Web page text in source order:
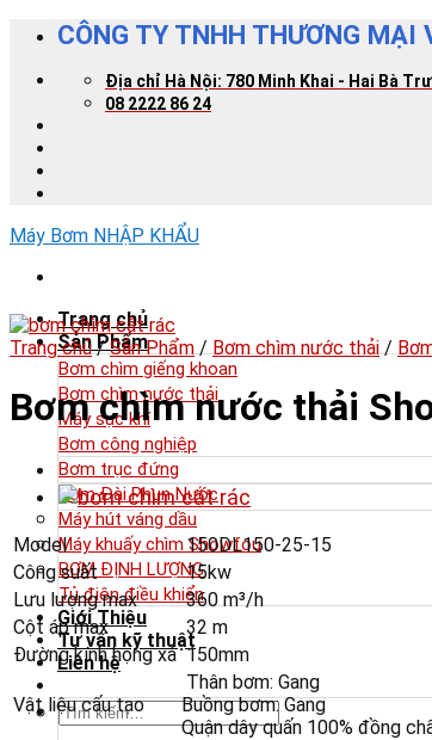
Skip
content
CÔNG TY TNHH THƯƠNG MẠI
Địa chỉ Hà Nội: 780 Minh Khai - Hai Bà
08 2222 86 24
Máy Bơm NHẬP KHẨU
Trang chủ
Sản Phẩm
Bơm chìm giếng khoan
Bơm chìm nước thải
Máy sục khí
Bơm công nghiệp
Bơm trục đứng
Bơm Đài Phun Nước
Máy hút váng dầu
Máy khuấy chìm Showfou
BƠM ĐỊNH LƯỢNG
Tủ điện điều khiển
Giới Thiệu
Tư vấn kỹ thuật
Liên hệ
Tìm
Trang chủ / Sản Phẩm / Bơm chìm nước thải /
Bơm chìm nước thải
Model
150DL150-25-15
Công suất
15kw
Lưu lượng max
360 m³/h
Cột áp max
32 m
Đường kính họng xả 150mm
Vật liệu cấu tạo
Thân bơm: Gang
Buồng bơm: Gang
Quận dây quấn 100% đồng